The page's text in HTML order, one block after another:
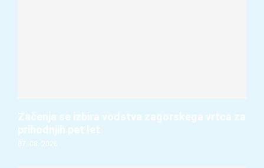
Začenja se izbira vodstva zagorskega vrtca za
prihodnjih pet let
07. 08. 2026